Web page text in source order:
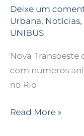
Deixe um
Urbana, Notícias,
UNIBUS
Nova Transoeste
com números
no Rio
Read More »